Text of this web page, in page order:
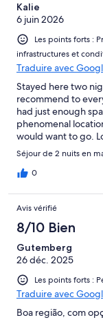
Kalie
6 juin 2026
Les points forts :
infrastructures et
Traduire avec
Stayed here two
recommend to
had just enough
phenomenal
would want to go.
and held onto my
kind.
Séjour de 2 nuits en
0
Avis vérifié
8/10 Bien
Gutemberg
26 déc. 2025
Les points forts :
Traduire avec
Boa região, com